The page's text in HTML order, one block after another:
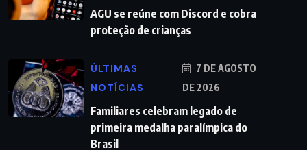
AGU se reúne com Discord e cobra
proteção de crianças
ÚLTIMAS
NOTÍCIAS
7 DE AGOSTO
DE 2026
Familiares celebram legado de
primeira medalha paralímpica do
Brasil